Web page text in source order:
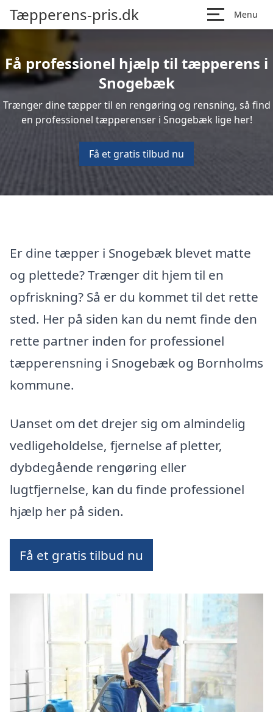
Tæpperens-pris.dk Menu
Få professionel hjælp til tæpperens i
Snogebæk
Trænger dine tæpper til en rengøring og rensning, så find
en professionel tæpperenser i Snogebæk lige her!
Få et gratis tilbud nu
Er dine tæpper i Snogebæk blevet matte
og plettede? Trænger dit hjem til en
opfriskning? Så er du kommet til det rette
sted. Her på siden kan du nemt finde den
rette partner inden for professionel
tæpperensning i Snogebæk og Bornholms
kommune.
Uanset om det drejer sig om almindelig
vedligeholdelse, fjernelse af pletter,
dybdegående rengøring eller
lugtfjernelse, kan du finde professionel
hjælp her på siden.
Få et gratis tilbud nu